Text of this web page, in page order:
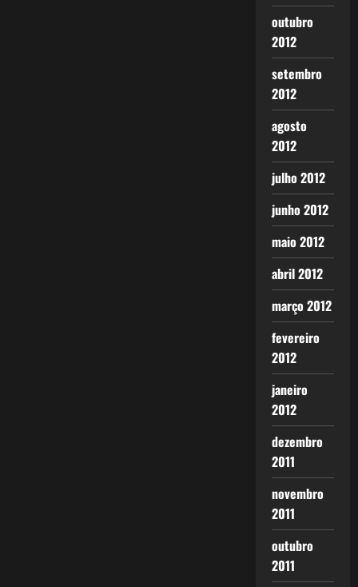
outubro
2012
setembro
2012
agosto
2012
julho 2012
junho 2012
maio 2012
abril 2012
março 2012
fevereiro
2012
janeiro
2012
dezembro
2011
novembro
2011
outubro
2011